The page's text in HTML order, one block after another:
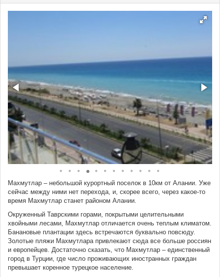
Махмутлар – небольшой курортный поселок в 10км от Алании. Уже
сейчас между ними нет перехода, и, скорее всего, через какое-то
время Махмутлар станет районом Алании.
Окруженный Таврскими горами, покрытыми целительными
хвойными лесами, Махмутлар отличается очень теплым климатом.
Банановые плантации здесь встречаются буквально повсюду.
Золотые пляжи Махмутлара привлекают сюда все больше россиян
и европейцев. Достаточно сказать, что Махмутлар – единственный
город в Турции, где число проживающих иностранных граждан
превышает коренное турецкое население.